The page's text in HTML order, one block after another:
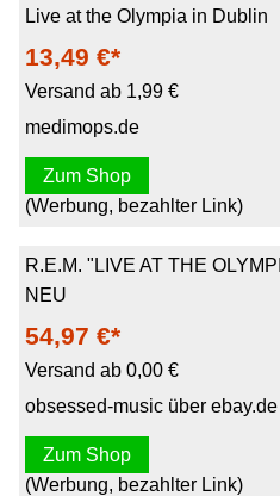
Live at the Olympia in Dublin
13,49 €*
Versand ab 1,99 €
medimops.de
Zum Shop
(Werbung, bezahlter Link)
R.E.M. "LIVE AT THE
NEU
54,97 €*
Versand ab 0,00 €
obsessed-music über ebay.de
Zum Shop
(Werbung, bezahlter Link)